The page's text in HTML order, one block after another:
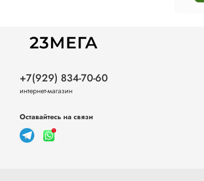
+7(929) 834-70-60
интернет-магазин
Оставайтесь на связи